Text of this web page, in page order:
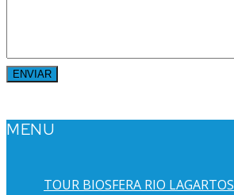
MENU
TOUR BIOSFERA RIO LAGARTOS